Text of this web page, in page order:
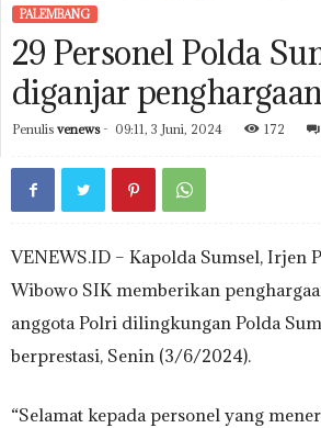
PALEMBANG
29 Personel Polda
diganjar
Penulis venews- 09:11, 3 Juni, 2024 172
VENEWS.ID – Kapolda Sumsel, Irjen
Wibowo SIK memberikan
anggota Polri dilingkungan Polda
berprestasi, Senin (3/6/2024).
“Selamat kepada personel yang